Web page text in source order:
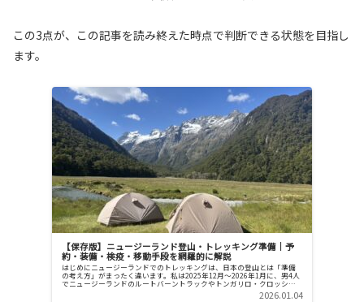
この3点が、この記事を読み終えた時点で判断できる状態を目指し
ます。
【保存版】ニュージーランド登山・トレッキング準備｜予
約・装備・検疫・移動手段を網羅的に解説
はじめにニュージーランドでのトレッキングは、日本の登山とは「準備
の考え方」がまったく違います。私は2025年12月〜2026年1月に、男4人
でニュージーランドのルートバーントラックやトンガリロ・クロッシン
2026.01.04